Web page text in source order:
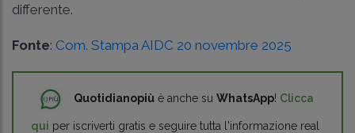
differente.
Fonte: Com. Stampa AIDC 20 novembre 2025
Quotidianopiù è anche su WhatsApp! Clicca
qui per iscriverti gratis e seguire tutta l'informazione real